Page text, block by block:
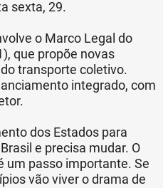
sexta, 29.
o Marco Legal do
que propõe novas
transporte coletivo.
integrado, com
dos Estados para
e precisa mudar. O
um passo importante. Se
vão viver o drama de